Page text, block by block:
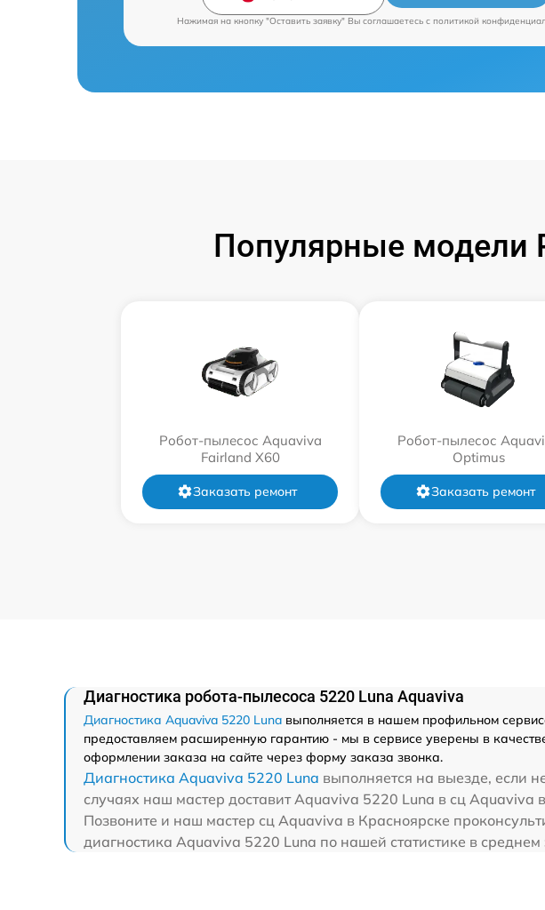
Нажимая на кнопку "Оставить заявку" Вы соглашаетесь c политикой
Популярные модели
Робот-пылесос Aquaviva
Fairland X60
Заказать ремонт
Робот-пылесос
Optimus
Заказать ремонт
Диагностика робота-пылесоса 5220 Luna Aquaviva
Диагностика Aquaviva 5220 Luna выполняется в нашем профильном
предоставляем расширенную гарантию - мы в сервисе уверены в
оформлении заказа на сайте через форму заказа звонка.
Диагностика Aquaviva 5220 Luna выполняется на выезде, если
случаях наш мастер доставит Aquaviva 5220 Luna в сц Aquaviva
Позвоните и наш мастер сц Aquaviva в Красноярске
диагностика Aquaviva 5220 Luna по нашей статистике в